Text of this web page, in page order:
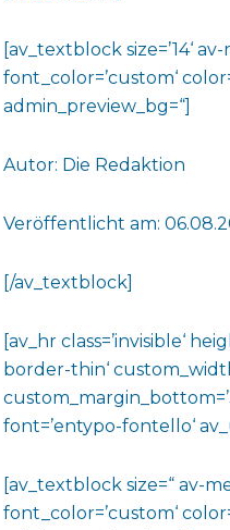
[av_textblock size=’14‘
font_color=’custom‘
admin_preview_bg=“]
Autor: Die Redaktion
Veröffentlicht am:
[/av_textblock]
[av_hr class=’invisible‘
border-thin‘
font=’entypo-fontello‘
[av_textblock size=“ av-
font_color=’custom‘